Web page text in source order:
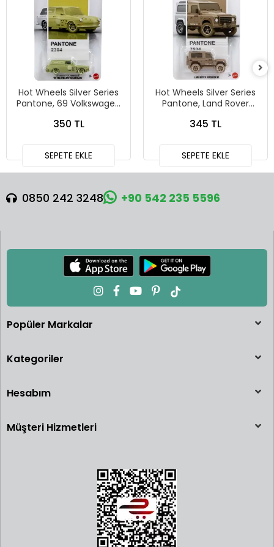
Hot Wheels Silver Series
Pantone, 69 Volkswagen
350 TL
SEPETE EKLE
Hot Wheels Silver Series
Pantone, Land Rover
345 TL
SEPETE EKLE
0850 242 3248 +90 542 235 5596
Popüler Markalar
Kategoriler
Hesabım
Müşteri Hizmetleri